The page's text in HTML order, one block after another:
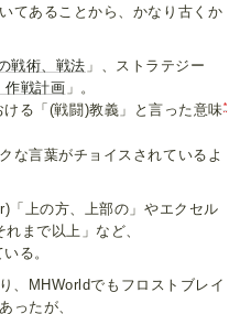
てあることから、かなり古くか
戦術、戦法 」、ストラテジー
作戦計画 」。
る「(戦闘)教義」と言った意味*
な言葉がチョイスされているよ
「上の方、上部の」やエクセル
まで以上」など、
る。
、MHWorldでもフロストブレイ
ったが、